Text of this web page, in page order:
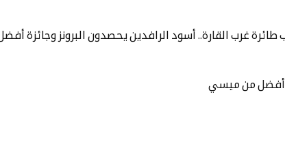
غرب القارة.. أسود الرافدين يحصدون البرونز وجائزة
أفضل من ميسي